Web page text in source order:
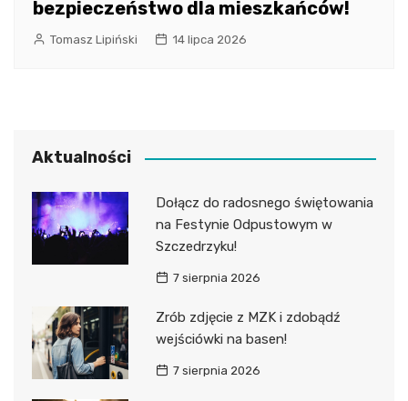
bezpieczeństwo dla mieszkańców!
Tomasz Lipiński 14 lipca 2026
Aktualności
Dołącz do radosnego świętowania
na Festynie Odpustowym w
Szczedrzyku!
7 sierpnia 2026
Zrób zdjęcie z MZK i zdobądź
wejściówki na basen!
7 sierpnia 2026